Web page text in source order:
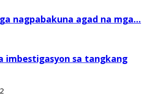
nagpabakuna agad na mga...
imbestigasyon sa tangkang